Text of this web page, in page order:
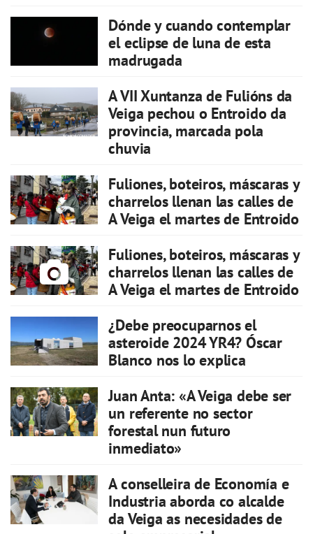
Dónde y cuando contemplar
el eclipse de luna de esta
madrugada
A VII Xuntanza de Fulións da
Veiga pechou o Entroido da
provincia, marcada pola
chuvia
Fuliones, boteiros, máscaras y
charrelos llenan las calles de
A Veiga el martes de Entroido
Fuliones, boteiros, máscaras y
charrelos llenan las calles de
A Veiga el martes de Entroido
¿Debe preocuparnos el
asteroide 2024 YR4? Óscar
Blanco nos lo explica
Juan Anta: «A Veiga debe ser
un referente no sector
forestal nun futuro
inmediato»
A conselleira de Economía e
Industria aborda co alcalde
da Veiga as necesidades de